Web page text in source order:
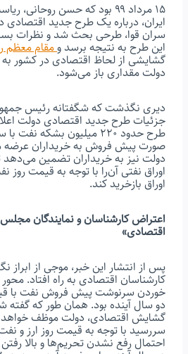
۱۵ مرداد ۹۹ بود که حسن
ایران، درباره یک طرح جدید
سران قوا، طرحی بحث شد و نظرات
این طرح به نتیجه برسد ومقام معظم
گشایشی از لحاظ اقتصادی در کشور
دولت مقداری باز می‌شود.
دیری نگذشت که شگفتانه رئیس
جزئیات طرح جدید اقتصادی دولت
صورت پیش فروش به خریداران عرضه
دولت نیز به خریداران تضمین می‌دهد
اوراق نفتی آن‌را با توجه به قیمت روز
اوراق بازخرید کند.
اعتراض کارشناسان و نمایندگان
اقتصادی»
پس از انتشار این خبر، موجی از ابراز
کارشناسان اقتصادی به راه افتاد.
خوردن سرنوشت پیش فروش نفت با
دو سال آینده بود. همان طور که
گشایش اقتصادی، دولت موظف خواهد
سررسید با توجه به قیمت روز ارز و
احتمال رفع نشدن تحریم‌ها و بالا